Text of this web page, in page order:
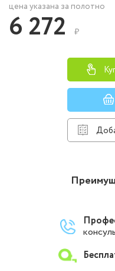
цена указана за полотно
6 272 ₽